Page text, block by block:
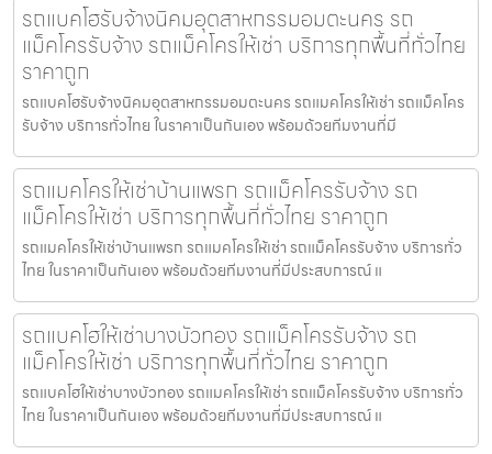
รถแบคโฮรับจ้างนิคมอุตสาหกรรมอมตะนคร รถ
แม็คโครรับจ้าง รถแม็คโครให้เช่า บริการทุกพื้นที่ทั่วไทย
ราคาถูก
รถแบคโฮรับจ้างนิคมอุตสาหกรรมอมตะนคร รถแมคโครให้เช่า รถแม็คโคร
รับจ้าง บริการทั่วไทย ในราคาเป็นกันเอง พร้อมด้วยทีมงานที่มี
รถแมคโครให้เช่าบ้านแพรก รถแม็คโครรับจ้าง รถ
แม็คโครให้เช่า บริการทุกพื้นที่ทั่วไทย ราคาถูก
รถแมคโครให้เช่าบ้านแพรก รถแมคโครให้เช่า รถแม็คโครรับจ้าง บริการทั่ว
ไทย ในราคาเป็นกันเอง พร้อมด้วยทีมงานที่มีประสบการณ์ แ
รถแบคโฮให้เช่าบางบัวทอง รถแม็คโครรับจ้าง รถ
แม็คโครให้เช่า บริการทุกพื้นที่ทั่วไทย ราคาถูก
รถแบคโฮให้เช่าบางบัวทอง รถแมคโครให้เช่า รถแม็คโครรับจ้าง บริการทั่ว
ไทย ในราคาเป็นกันเอง พร้อมด้วยทีมงานที่มีประสบการณ์ แ